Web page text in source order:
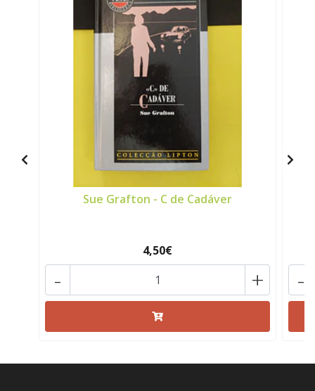
Sue Grafton - C de Cadáver
4,50€
+
- -